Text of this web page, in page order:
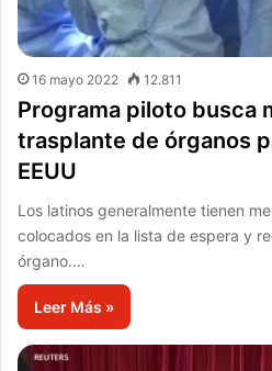
16 mayo 2022 12.811
Programa piloto busca
trasplante de órganos
EEUU
Los latinos generalmente tienen
colocados en la lista de espera y
órgano.…
Leer Más »